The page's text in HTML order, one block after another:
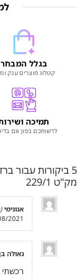
בגלל המבחר
קטלוג מוצרים ענק
תמיכה
לרשותכם בפון וגם
5 ביקורות עבור
מק"ט 229/1
אנונימי
2021
גאולה
רכשתי